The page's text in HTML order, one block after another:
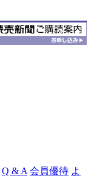
Q & A 会員優待 よ